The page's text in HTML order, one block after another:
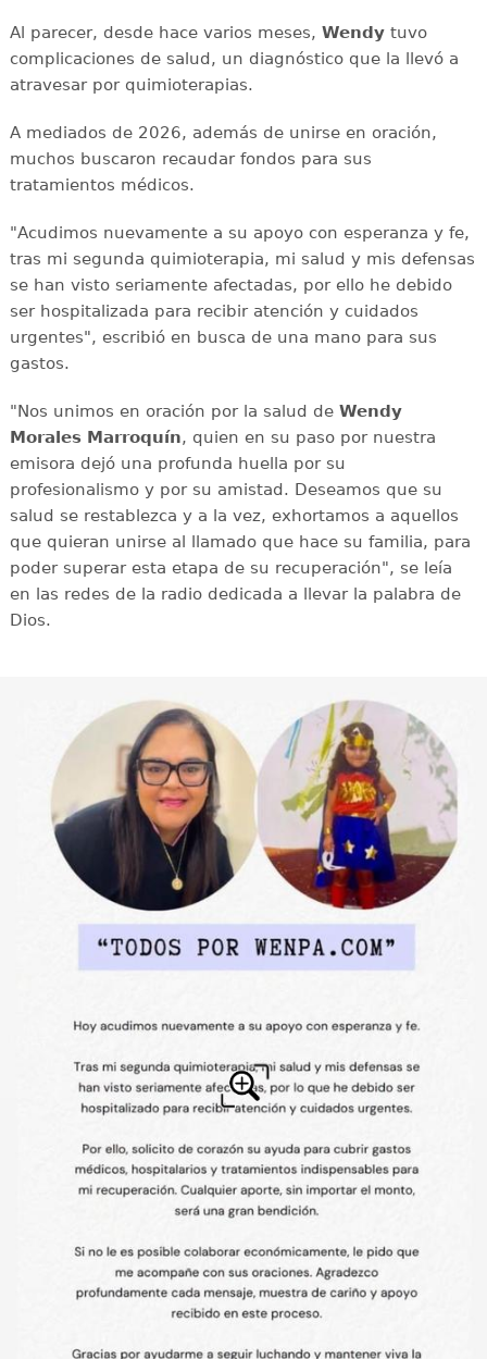
Al parecer, desde hace varios meses, Wendytuvo
complicaciones de salud, un diagnóstico que la llevó a
atravesar por quimioterapias.
A mediados de 2026, además de unirse en oración,
muchos buscaron recaudar fondos para sus
tratamientos médicos.
"Acudimos nuevamente a su apoyo con esperanza y fe,
tras mi segunda quimioterapia, mi salud y mis defensas
se han visto seriamente afectadas, por ello he debido
ser hospitalizada para recibir atención y cuidados
urgentes", escribió en busca de una mano para sus
gastos.
"Nos unimos en oración por la salud de Wendy
Morales Marroquín, quien en su paso por nuestra
emisora dejó una profunda huella por su
profesionalismo y por su amistad. Deseamos que su
salud se restablezca y a la vez, exhortamos a aquellos
que quieran unirse al llamado que hace su familia, para
poder superar esta etapa de su recuperación", se leía
en las redes de la radio dedicada a llevar la palabra de
Dios.